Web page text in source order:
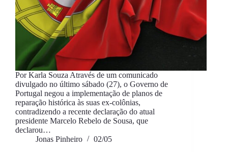
Por Karla Souza Através de um comunicado
divulgado no último sábado (27), o Governo de
Portugal negou a implementação de planos de
reparação histórica às suas ex-colônias,
contradizendo a recente declaração do atual
presidente Marcelo Rebelo de Sousa, que
declarou…
Jonas Pinheiro
02/05